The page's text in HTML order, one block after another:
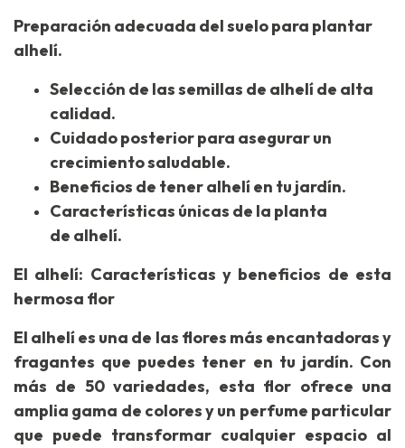
Preparación adecuada del suelo para plantar
alhelí.
Selección de las semillas de alhelí de alta
calidad.
Cuidado posterior para asegurar un
crecimiento saludable.
Beneficios de tener alhelí en tu jardín.
Características únicas de la planta
de alhelí.
El alhelí: Características y beneficios de esta
hermosa flor
El alhelí es una de las flores más encantadoras y
fragantes que puedes tener en tu jardín. Con
más de 50 variedades, esta flor ofrece una
amplia gama de colores y un perfume particular
que puede transformar cualquier espacio al